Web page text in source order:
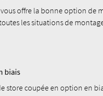
offre la bonne option de
les situations de
biais
store coupée en option en